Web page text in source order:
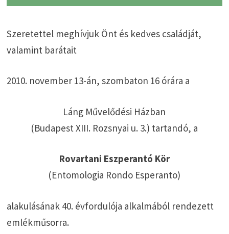
Szeretettel meghívjuk Önt és kedves családját,
valamint barátait
2010. november 13-án, szombaton 16 órára a
Láng Művelődési Házban
(Budapest XIII. Rozsnyai u. 3.) tartandó, a
Rovartani Eszperantó Kör
(Entomologia Rondo Esperanto)
alakulásának 40. évfordulója alkalmából rendezett
emlékműsorra.